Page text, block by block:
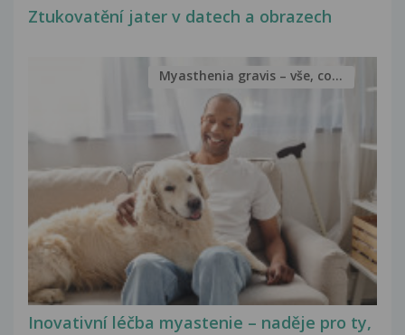
Ztukovatění jater v datech a obrazech
Inovativní léčba myastenie – naděje pro ty,
Myasthenia gravis – vše, co...